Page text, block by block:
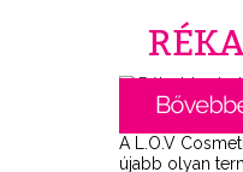
A L.O.V
újabb olyan